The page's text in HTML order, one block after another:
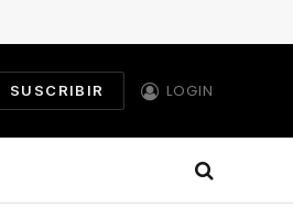
SUSCRIBIR LOGIN